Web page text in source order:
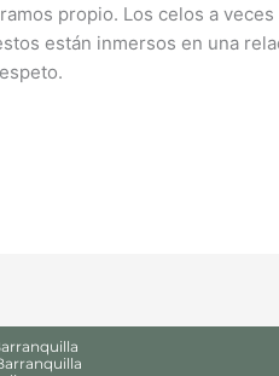
propio. Los celos a veces
están inmersos en una